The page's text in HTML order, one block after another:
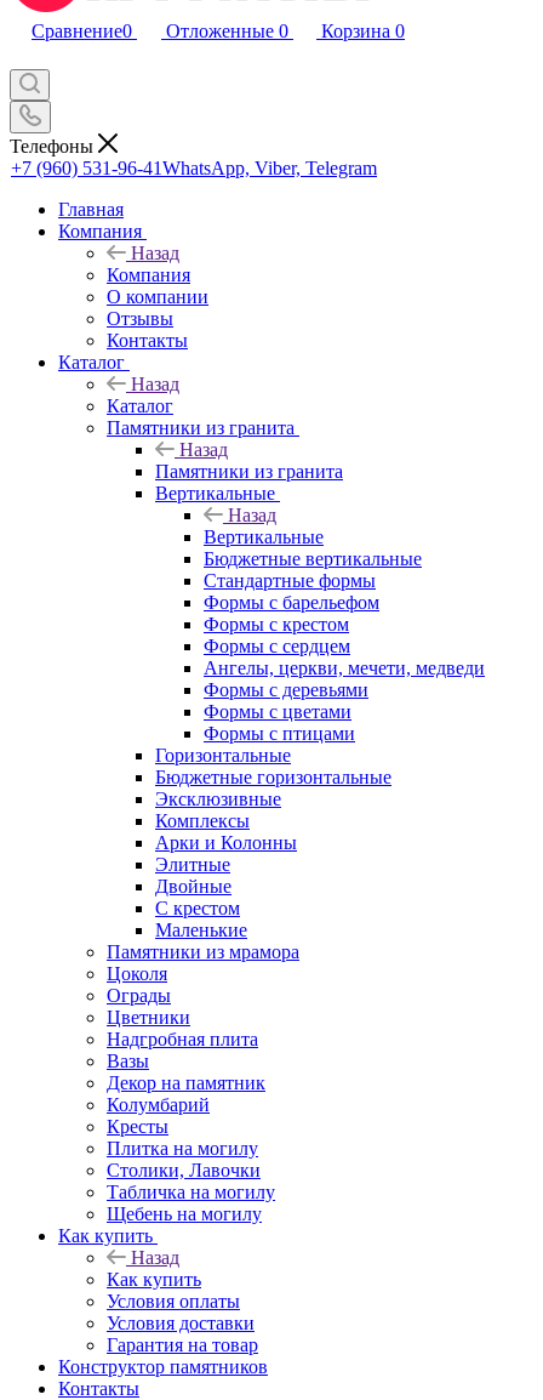
Сравнение0 Отложенные 0 Корзина 0
Телефоны
+7 (960) 531-96-41WhatsApp, Viber, Telegram
Главная
Компания
Назад
Компания
О компании
Отзывы
Контакты
Каталог
Назад
Каталог
Памятники из гранита
Назад
Памятники из гранита
Вертикальные
Назад
Вертикальные
Бюджетные вертикальные
Стандартные формы
Формы с барельефом
Формы с крестом
Формы с сердцем
Ангелы, церкви, мечети, медведи
Формы с деревьями
Формы с цветами
Формы с птицами
Горизонтальные
Бюджетные горизонтальные
Эксклюзивные
Комплексы
Арки и Колонны
Элитные
Двойные
С крестом
Маленькие
Памятники из мрамора
Цоколя
Ограды
Цветники
Надгробная плита
Вазы
Декор на памятник
Колумбарий
Кресты
Плитка на могилу
Столики, Лавочки
Табличка на могилу
Щебень на могилу
Как купить
Назад
Как купить
Условия оплаты
Условия доставки
Гарантия на товар
Конструктор памятников
Контакты